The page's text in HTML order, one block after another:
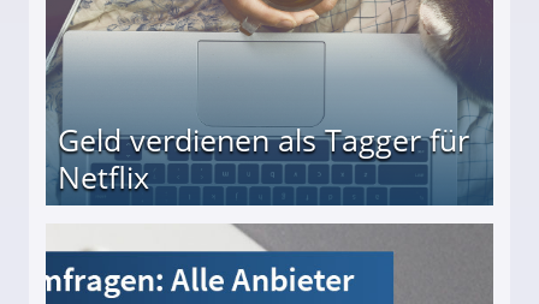
Geld verdienen als Tagger für
Netflix